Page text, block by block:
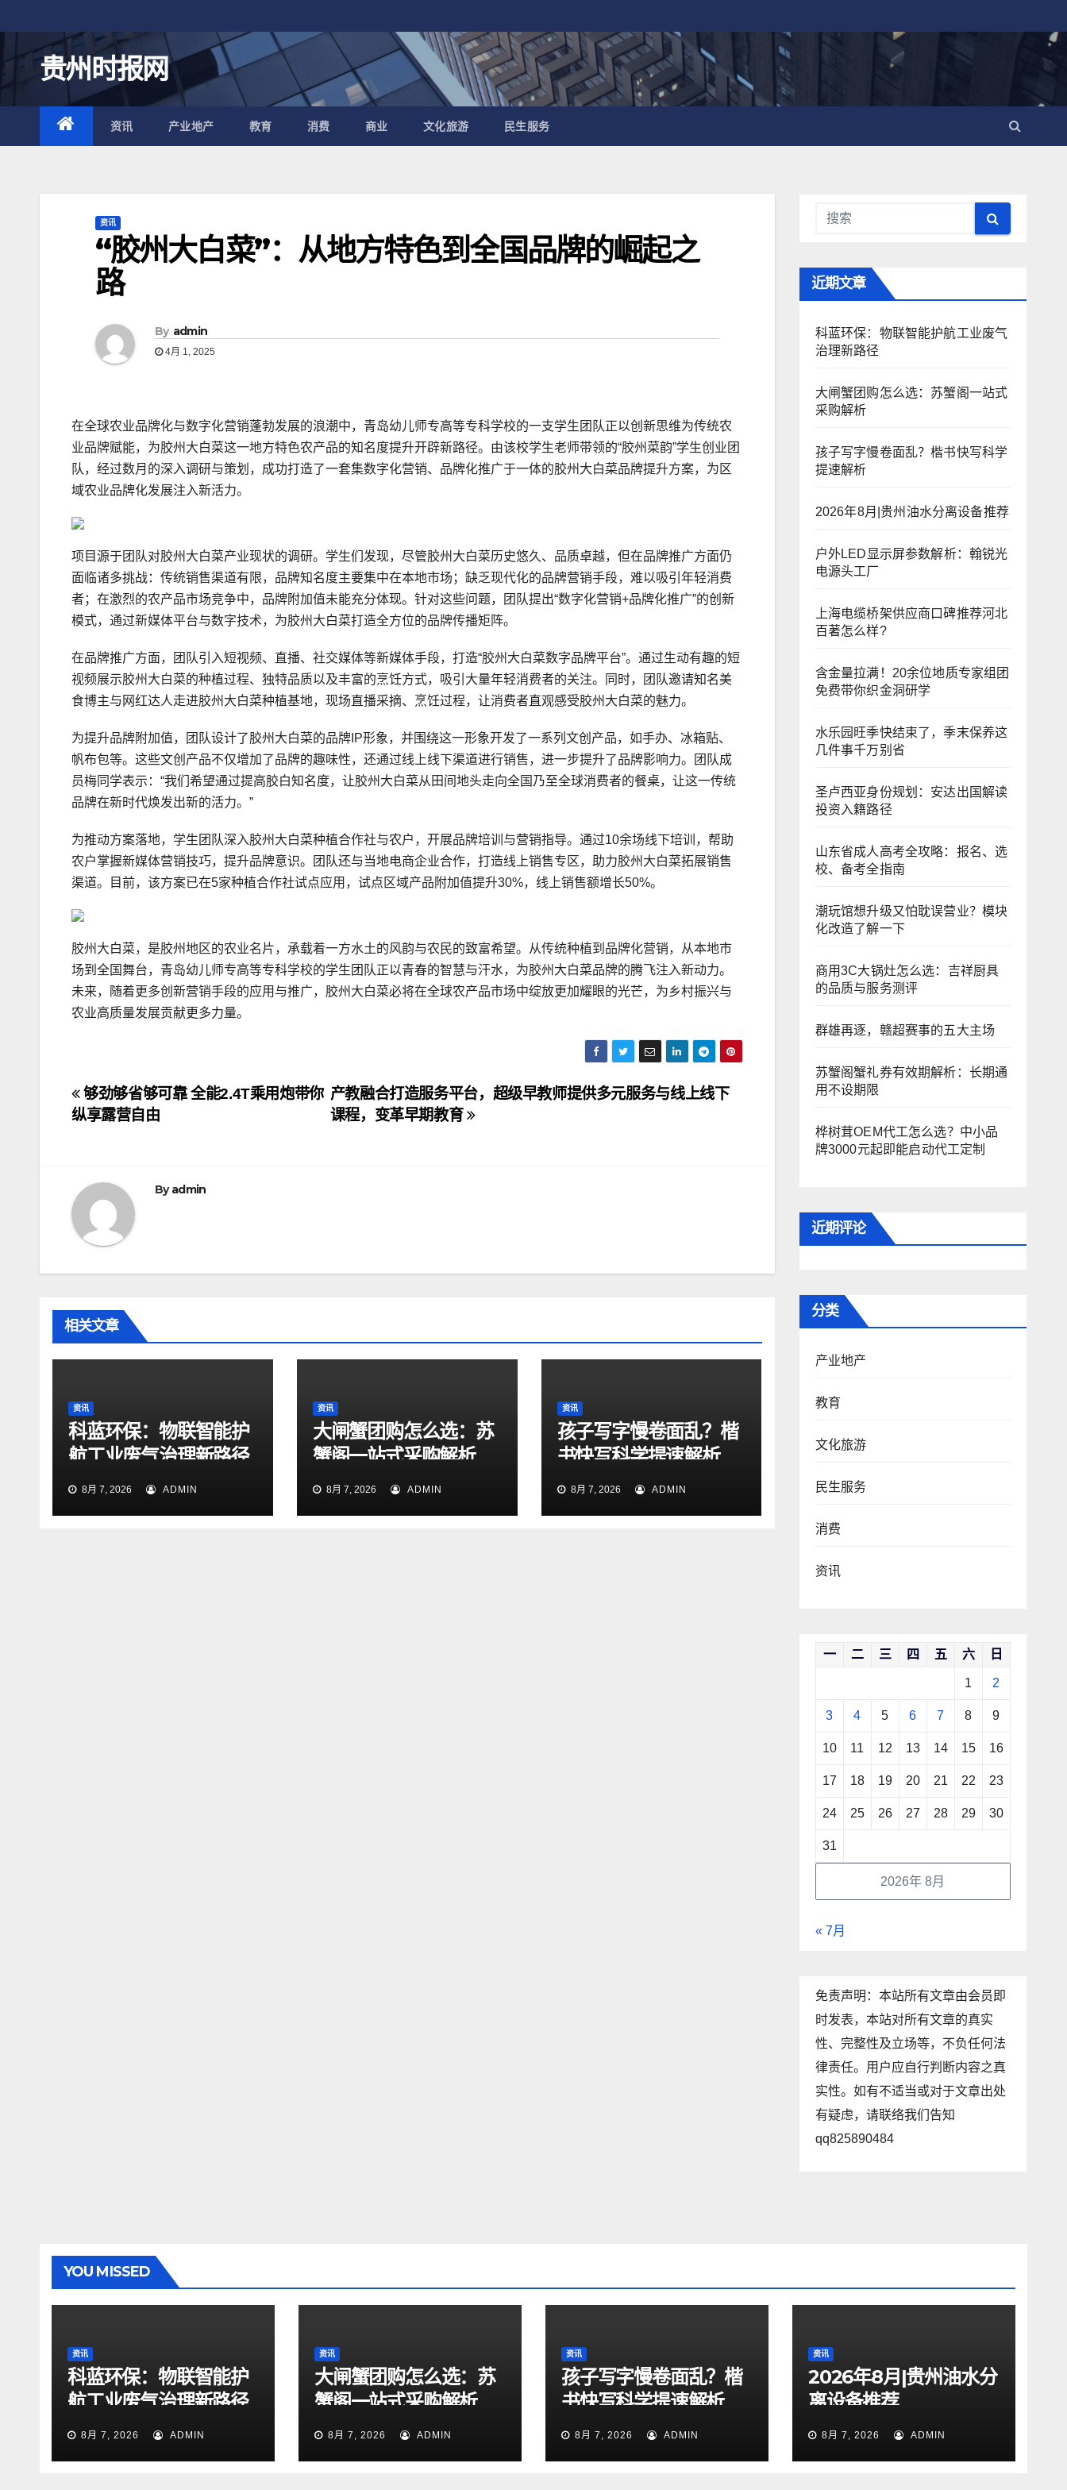
至
内
容
贵州时报网
资讯 产业地产 教育 消费 商业 文化旅游 民生服务
资讯
“胶州大白菜”：从地方特色到全国品牌的崛起之
路
By admin
4月 1, 2025
在全球农业品牌化与数字化营销蓬勃发展的浪潮中，青岛幼儿师专高等专科学校的一支学生团队正以创新思维为传统农
业品牌赋能，为胶州大白菜这一地方特色农产品的知名度提升开辟新路径。由该校学生老师带领的“胶州菜韵”学生创业团
队，经过数月的深入调研与策划，成功打造了一套集数字化营销、品牌化推广于一体的胶州大白菜品牌提升方案，为区
域农业品牌化发展注入新活力。
项目源于团队对胶州大白菜产业现状的调研。学生们发现，尽管胶州大白菜历史悠久、品质卓越，但在品牌推广方面仍
面临诸多挑战：传统销售渠道有限，品牌知名度主要集中在本地市场；缺乏现代化的品牌营销手段，难以吸引年轻消费
者；在激烈的农产品市场竞争中，品牌附加值未能充分体现。针对这些问题，团队提出“数字化营销+品牌化推广”的创新
模式，通过新媒体平台与数字技术，为胶州大白菜打造全方位的品牌传播矩阵。
在品牌推广方面，团队引入短视频、直播、社交媒体等新媒体手段，打造“胶州大白菜数字品牌平台”。通过生动有趣的短
视频展示胶州大白菜的种植过程、独特品质以及丰富的烹饪方式，吸引大量年轻消费者的关注。同时，团队邀请知名美
食博主与网红达人走进胶州大白菜种植基地，现场直播采摘、烹饪过程，让消费者直观感受胶州大白菜的魅力。
为提升品牌附加值，团队设计了胶州大白菜的品牌IP形象，并围绕这一形象开发了一系列文创产品，如手办、冰箱贴、
帆布包等。这些文创产品不仅增加了品牌的趣味性，还通过线上线下渠道进行销售，进一步提升了品牌影响力。团队成
员梅同学表示：“我们希望通过提高胶白知名度，让胶州大白菜从田间地头走向全国乃至全球消费者的餐桌，让这一传统
品牌在新时代焕发出新的活力。”
为推动方案落地，学生团队深入胶州大白菜种植合作社与农户，开展品牌培训与营销指导。通过10余场线下培训，帮助
农户掌握新媒体营销技巧，提升品牌意识。团队还与当地电商企业合作，打造线上销售专区，助力胶州大白菜拓展销售
渠道。目前，该方案已在5家种植合作社试点应用，试点区域产品附加值提升30%，线上销售额增长50%。
胶州大白菜，是胶州地区的农业名片，承载着一方水土的风韵与农民的致富希望。从传统种植到品牌化营销，从本地市
场到全国舞台，青岛幼儿师专高等专科学校的学生团队正以青春的智慧与汗水，为胶州大白菜品牌的腾飞注入新动力。
未来，随着更多创新营销手段的应用与推广，胶州大白菜必将在全球农产品市场中绽放更加耀眼的光芒，为乡村振兴与
农业高质量发展贡献更多力量。
文
章
航
产教融合打造服务平台，超级早教师提供多元服务与线上线下
课程，变革早期教育
够劲够省够可靠 全能2.4T乘用炮带你
纵享露营自由
Byadmin
相关文章
资讯
科蓝环保：物联智能护
航工业废气治理新路径
8月 7, 2026 ADMIN
资讯
大闸蟹团购怎么选：苏
蟹阁一站式采购解析
8月 7, 2026 ADMIN
资讯
孩子写字慢卷面乱？楷
书快写科学提速解析
8月 7, 2026 ADMIN
近期文章
科蓝环保：物联智能护航工业废气
治理新路径
大闸蟹团购怎么选：苏蟹阁一站式
采购解析
孩子写字慢卷面乱？楷书快写科学
提速解析
2026年8月|贵州油水分离设备推荐
户外LED显示屏参数解析：翰锐光
电源头工厂
上海电缆桥架供应商口碑推荐河北
百著怎么样?
含金量拉满！20余位地质专家组团
免费带你织金洞研学
水乐园旺季快结束了，季末保养这
几件事千万别省
圣卢西亚身份规划：安达出国解读
投资入籍路径
山东省成人高考全攻略：报名、选
校、备考全指南
潮玩馆想升级又怕耽误营业？模块
化改造了解一下
商用3C大锅灶怎么选：吉祥厨具
的品质与服务测评
群雄再逐，赣超赛事的五大主场
苏蟹阁蟹礼券有效期解析：长期通
用不设期限
桦树茸OEM代工怎么选？中小品
牌3000元起即能启动代工定制
近期评论
分类
产业地产
教育
文化旅游
民生服务
消费
资讯
2026年 8月
一 二 三 四 五 六 日
1 2
3 4 5 6 7 8 9
10 11 12 13 14 15 16
17 18 19 20 21 22 23
24 25 26 27 28 29 30
31
« 7月
免责声明：本站所有文章由会员即
时发表，本站对所有文章的真实
性、完整性及立场等，不负任何法
律责任。用户应自行判断内容之真
实性。如有不适当或对于文章出处
有疑虑，请联络我们告知
qq825890484
YOU MISSED
资讯
科蓝环保：物联智能护
航工业废气治理新路径
8月 7, 2026 ADMIN
资讯
大闸蟹团购怎么选：苏
蟹阁一站式采购解析
8月 7, 2026 ADMIN
资讯
孩子写字慢卷面乱？楷
书快写科学提速解析
8月 7, 2026 ADMIN
资讯
2026年8月|贵州油水分
离设备推荐
8月 7, 2026 ADMIN